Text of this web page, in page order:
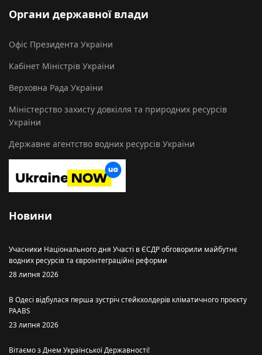
Органи державної влади
Офіс Президента України
Кабінет Міністрів України
Верховна Рада України
Міністерство захисту довкілля та природних ресурсів
України
Державне агентство водних ресурсів України
Новини
Учасники Національного дня Участі в ЄСДР обговорили майбутнє
водних ресурсів та євроінтеграційні реформи
28 липня 2026
В Одесі відбулася перша зустріч стейкхолдерів кліматичного проєкту
PAABS
23 липня 2026
Вітаємо з Днем Української Державності!